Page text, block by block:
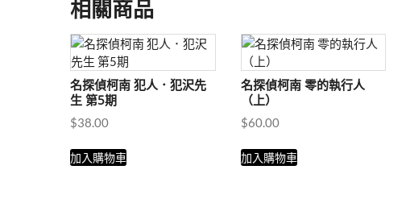
相關商品
名探偵柯南 犯人．犯沢先
生 第5期
$38.00
加入購物車
名探偵柯南 零的執行人
（上）
$60.00
加入購物車